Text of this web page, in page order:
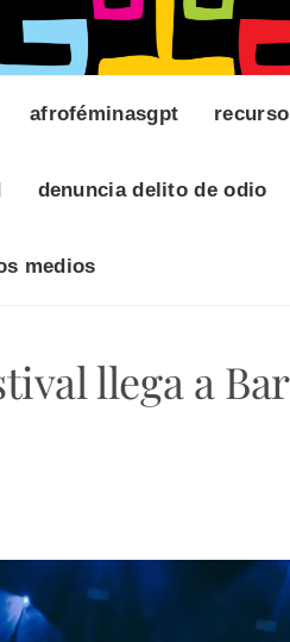
afroféminasgpt
denuncia delito de odio
medios
llega a